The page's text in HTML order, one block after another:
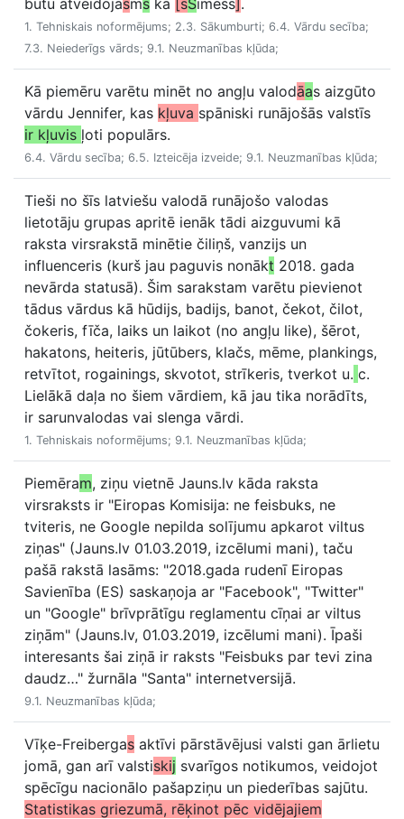
būtu atveidojasms kā [sSimess].
1. Tehniskais noformējums; 2.3. Sākumburti; 6.4. Vārdu secība;
7.3. Neiederīgs vārds; 9.1. Neuzmanības kļūda;
Kā piemēru varētu minēt no angļu valodāas aizgūto
vārdu Jennifer, kas kļuva spāniski runājošās valstīs
ir kļuvis ļoti populārs.
6.4. Vārdu secība; 6.5. Izteicēja izveide; 9.1. Neuzmanības kļūda;
Tieši no šīs latviešu valodā runājošo valodas
lietotāju grupas apritē ienāk tādi aizguvumi kā
raksta virsrakstā minētie čiliņš, vanzijs un
influenceris (kurš jau paguvis nonākt 2018. gada
nevārda statusā). Šim sarakstam varētu pievienot
tādus vārdus kā hūdijs, badijs, banot, čekot, čilot,
čokeris, fīča, laiks un laikot (no angļu like), šērot,
hakatons, heiteris, jūtūbers, klačs, mēme, plankings,
retvītot, rogainings, skvotot, strīkeris, tverkot u. c.
Lielākā daļa no šiem vārdiem, kā jau tika norādīts,
ir sarunvalodas vai slenga vārdi.
1. Tehniskais noformējums; 9.1. Neuzmanības kļūda;
Piemēram, ziņu vietnē Jauns.lv kāda raksta
virsraksts ir "Eiropas Komisija: ne feisbuks, ne
tviteris, ne Google nepilda solījumu apkarot viltus
ziņas" (Jauns.lv 01.03.2019, izcēlumi mani), taču
pašā rakstā lasāms: "2018.gada rudenī Eiropas
Savienība (ES) saskaņoja ar "Facebook", "Twitter"
un "Google" brīvprātīgu reglamentu cīņai ar viltus
ziņām" (Jauns.lv, 01.03.2019, izcēlumi mani). Īpaši
interesants šai ziņā ir raksts "Feisbuks par tevi zina
daudz…" žurnāla "Santa" internetversijā.
9.1. Neuzmanības kļūda;
Vīķe-Freibergas aktīvi pārstāvējusi valsti gan ārlietu
jomā, gan arī valstiskij svarīgos notikumos, veidojot
spēcīgu nacionālo pašapziņu un piederības sajūtu.
Statistikas griezumā, rēķinot pēc vidējajiem